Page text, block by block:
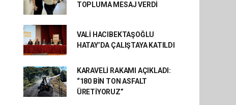
TOPLUMA MESAJ VERDİ
VALİ HACIBEKTAŞOĞLU
HATAY’DA ÇALIŞTAYA KATILDI
KARAVELİ RAKAMI AÇIKLADI:
“180 BİN TON ASFALT
ÜRETİYORUZ”